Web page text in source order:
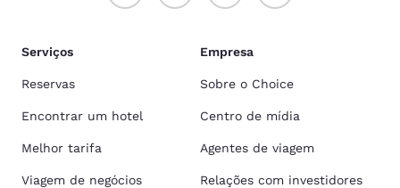
Serviços
Reservas
Encontrar um hotel
Melhor tarifa
Viagem de negócios
Empresa
Sobre o Choice
Centro de mídia
Agentes de viagem
Relações com investidores